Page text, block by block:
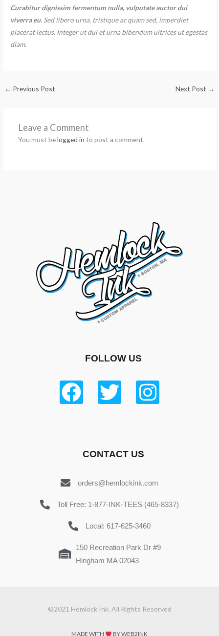
Curabitur dignissim fermentum nulla, vulputate auctor dui
viverra eu. Sed libero urna, tristique ac quam sed, imperdiet
placerat lectus. Integer ut dui et urna bibendum ultrices ut egestas
diam.
← Previous Post Next Post →
Leave a Comment
You must belogged in to post a comment.
FOLLOW US
CONTACT US
orders@hemlockink.com
Toll Free: 1-877-INK-TEES (465-8337)
Local: 617-625-3460
150 Recreation Park Dr #9
Hingham MA 02043
©2021 Hemlock Ink. All Rights Reserved
MADE WITH BY WEB2INK